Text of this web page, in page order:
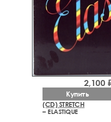
(CD) STRETCH
– ELASTIQUE
2,100
Купить